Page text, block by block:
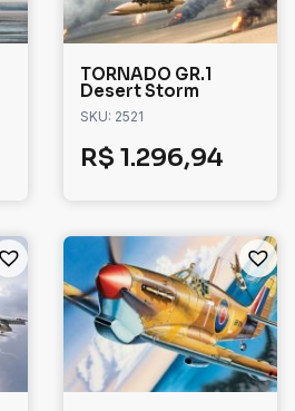
TORNADO GR.1
Desert Storm
SKU: 2521
R$ 1.296,94